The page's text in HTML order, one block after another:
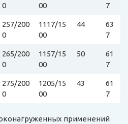
0
00
7
257/200
0
1117/15
00
44
63
7
265/200
0
1157/15
00
50
61
7
275/200
0
1205/15
00
43
61
7
применений